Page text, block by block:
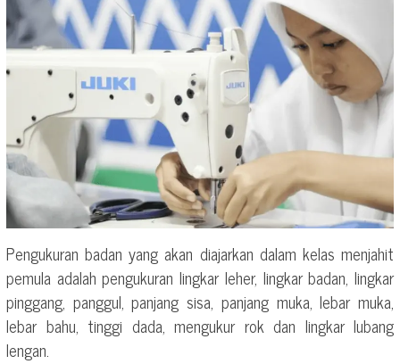
Pengukuran badan yang akan diajarkan dalam kelas menjahit
pemula adalah pengukuran lingkar leher, lingkar badan, lingkar
pinggang, panggul, panjang sisa, panjang muka, lebar muka,
lebar bahu, tinggi dada, mengukur rok dan lingkar lubang
lengan.